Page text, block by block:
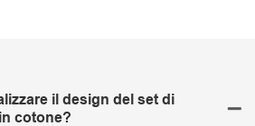
il design del set di
cotone?